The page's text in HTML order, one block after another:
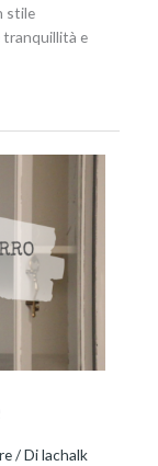
stile
tranquillità e
/ Dilachalk